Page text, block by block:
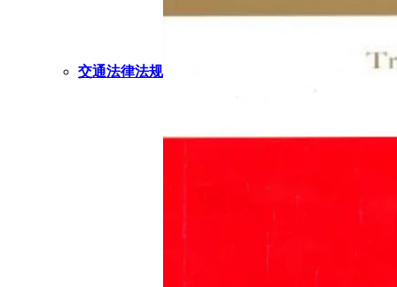
交通法律法规